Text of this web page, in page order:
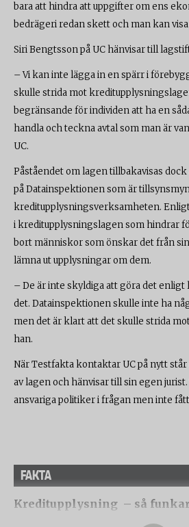
bara att hindra att uppgifter om ens
bedrägeri redan skett och man kan
Siri Bengtsson på UC hänvisar till
– Vi kan inte lägga in en spärr i
skulle strida mot
begränsande för individen att ha en
handla och teckna avtal som man är
UC.
Påståendet om lagen tillbakavisas
på Datainspektionen som är
kreditupplysningsverksamheten.
i kreditupplysningslagen som hindrar
bort människor som önskar det från
lämna ut upplysningar om dem.
– De är inte skyldiga att göra det enligt
det. Datainspektionen skulle inte ha
men det är klart att det skulle strida
han.
När Testfakta kontaktar UC på nytt
av lagen och hänvisar till sin egen
ansvariga politiker i frågan men inte fått
FAKTA
Kreditupplysning – så